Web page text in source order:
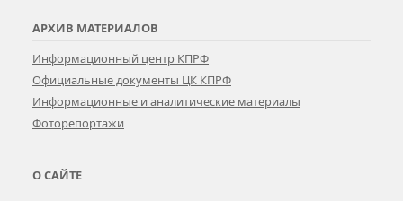
АРХИВ МАТЕРИАЛОВ
Информационный центр КПРФ
Официальные документы ЦК КПРФ
Информационные и аналитические материалы
Фоторепортажи
О САЙТЕ